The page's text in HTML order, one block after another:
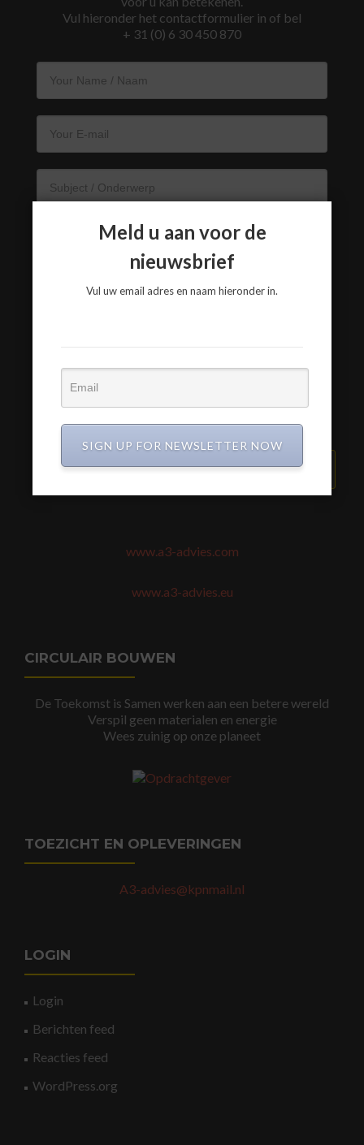
Vul hieronder het contactformulier in of bel
+ 31 (0) 6 30 450 870
VERZEND BERICHT
www.a3-advies.com
www.a3-advies.eu
CIRCULAIR BOUWEN
De Toekomst is Samen werken aan een betere wereld
Verspil geen materialen en energie
Wees zuinig op onze planeet
TOEZICHT EN OPLEVERINGEN
A3-advies@kpnmail.nl
LOGIN
Login
Berichten feed
Reacties feed
WordPress.org
Meld u aan voor de
nieuwsbrief
Vul uw email adres en naam hieronder in.
SIGN UP FOR NEWSLETTER NOW